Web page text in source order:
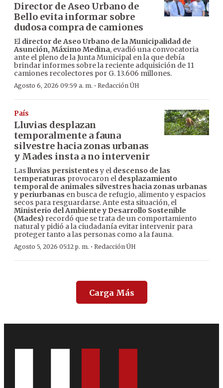
Director de Aseo Urbano de
Bello evita informar sobre
dudosa compra de camiones
El director de Aseo Urbano de la Municipalidad de
Asunción, Máximo Medina, evadió una convocatoria
ante el pleno de la Junta Municipal en la que debía
brindar informes sobre la reciente adquisición de 11
camiones recolectores por G. 13.606 millones.
Agosto 6, 2026 09:59 a. m. · Redacción ÚH
País
Lluvias desplazan
temporalmente a fauna
silvestre hacia zonas urbanas
y Mades insta a no intervenir
Laslluvias persistentes y el descenso de las
temperaturas provocaron el desplazamiento
temporal de animales silvestres hacia zonas urbanas
y periurbanas en busca de refugio, alimento y espacios
secos para resguardarse. Ante esta situación, el
Ministerio del Ambiente y Desarrollo Sostenible
(Mades) recordó que se trata de un comportamiento
natural y pidió a la ciudadanía evitar intervenir para
proteger tanto a las personas como a la fauna.
Agosto 5, 2026 05:12 p. m. · Redacción ÚH
Carga Más